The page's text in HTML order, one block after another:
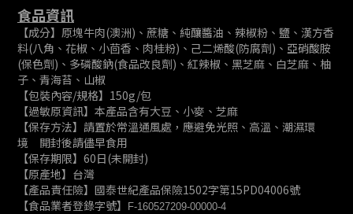
食品資訊
【成分】原塊牛肉(澳洲)、蔗糖、純釀醬油、辣椒粉、鹽、漢方香
料(八角、花椒、小茴香、肉桂粉)、己二烯酸(防腐劑)、亞硝酸胺
(保色劑)、多磷酸鈉(食品改良劑)、紅辣椒、黑芝麻、白芝麻、柚
子、青海苔、山椒
【包裝內容/規格】150g/包
【過敏原資訊】本產品含有大豆、小麥、芝麻
【保存方法】請置於常溫通風處，應避免光照、高溫、潮濕環
境 開封後請儘早食用
【保存期限】60日(未開封)
【原產地】台灣
【產品責任險】國泰世紀產品保險1502字第15PD04006號
【食品業者登錄字號】
F-160527209-00000-4